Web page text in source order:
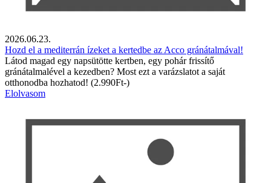
2026.06.23.
Hozd el a mediterrán ízeket a kertedbe az Acco gránátalmával!
Látod magad egy napsütötte kertben, egy pohár frissítő
gránátalmalével a kezedben? Most ezt a varázslatot a saját
otthonodba hozhatod! (2.990Ft-)
Elolvasom